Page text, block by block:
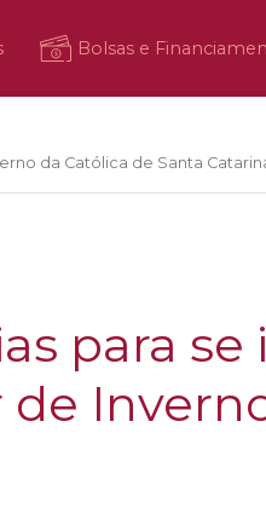
Bolsas e
da Católica de Santa
para se